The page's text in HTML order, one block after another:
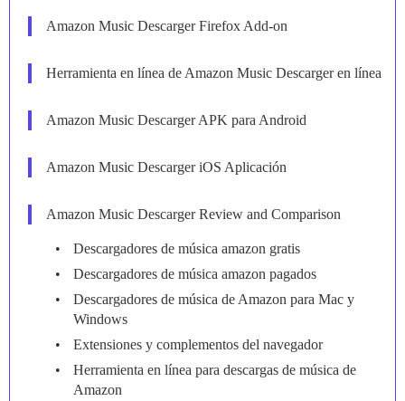
Amazon Music Descarger Firefox Add-on
Herramienta en línea de Amazon Music Descarger en línea
Amazon Music Descarger APK para Android
Amazon Music Descarger iOS Aplicación
Amazon Music Descarger Review and Comparison
Descargadores de música amazon gratis
Descargadores de música amazon pagados
Descargadores de música de Amazon para Mac y
Windows
Extensiones y complementos del navegador
Herramienta en línea para descargas de música de
Amazon